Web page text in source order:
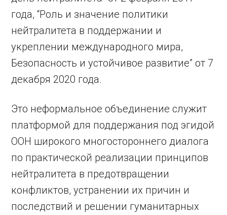
года, “Роль и значение политики
нейтралитета в поддержании и
укреплении международного мира,
Безопасность и устойчивое развитие” от 7
декабря 2020 года.
Это неформальное объединение служит
платформой для поддержания под эгидой
ООН широкого многостороннего диалога
по практической реализации принципов
нейтралитета в предотвращении
конфликтов, устранении их причин и
последствий и решении гуманитарных